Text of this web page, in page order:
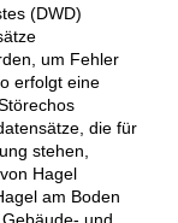
(DWD)
um Fehler
erfolgt eine
die für
stehen,
Hagel
am Boden
und